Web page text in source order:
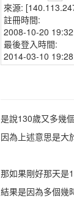
來源:
註冊時間:
2008-10-20
最後登入時間:
2014-03-10
是說130歲又多幾
因為上述意思是大
那如果剛好那天是
結果是因為多個幾